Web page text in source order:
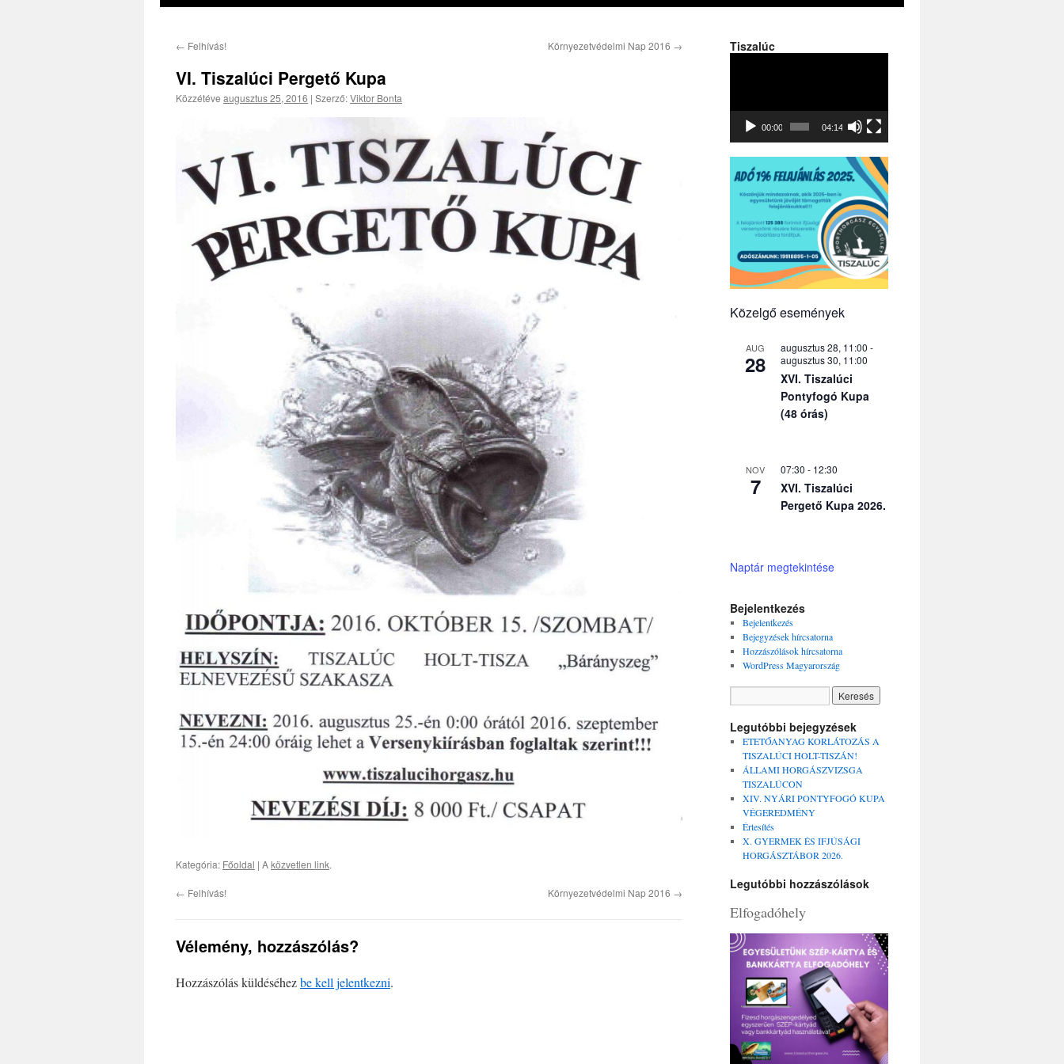
← Felhívás! Környezetvédelmi Nap 2016 →
VI. Tiszalúci Pergető Kupa
Közzétéve augusztus 25, 2016 | Szerző:Viktor Bonta
Kategória: Főoldal | Aközvetlen link.
← Felhívás! Környezetvédelmi Nap 2016 →
Vélemény, hozzászólás?
Hozzászólás küldéséhezbe kell jelentkezni.
Tiszalúc
00:00 04:14
Közelgő események
AUG
28
augusztus 28, 11:00 -
augusztus 30, 11:00
XVI. Tiszalúci
Pontyfogó Kupa
(48 órás)
NOV
7
07:30 - 12:30
XVI. Tiszalúci
Pergető Kupa 2026.
Naptár megtekintése
Bejelentkezés
Bejelentkezés
Bejegyzések hírcsatorna
Hozzászólások hírcsatorna
WordPress Magyarország
Legutóbbi bejegyzések
ETETŐANYAG KORLÁTOZÁS A
TISZALÚCI HOLT-TISZÁN!
ÁLLAMI HORGÁSZVIZSGA
TISZALÚCON
XIV. NYÁRI PONTYFOGÓ KUPA
VÉGEREDMÉNY
Értesítés
X. GYERMEK ÉS IFJÚSÁGI
HORGÁSZTÁBOR 2026.
Legutóbbi hozzászólások
Elfogadóhely